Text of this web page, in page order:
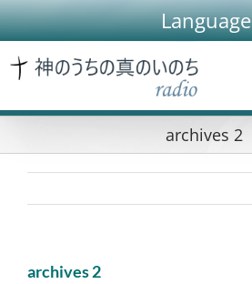
Skip
to
content
Language
archives 2
archives 2